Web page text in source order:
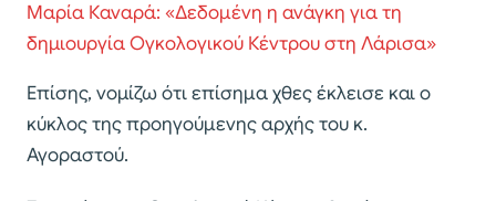
Μαρία Καναρά: «Δεδομένη η ανάγκη για τη
δημιουργία Ογκολογικού Κέντρου στη Λάρισα»
Επίσης, νομίζω ότι επίσημα χθες έκλεισε και ο
κύκλος της προηγούμενης αρχής του κ.
Αγοραστού.